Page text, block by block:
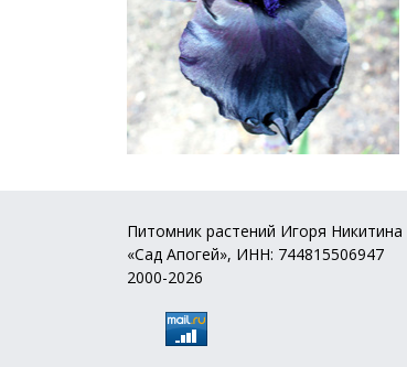
Питомник растений Игоря Никитина
«Сад Апогей», ИНН: 744815506947
2000-2026